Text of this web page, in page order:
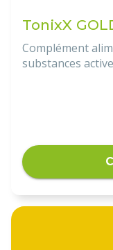
TonixX
Complément
substances